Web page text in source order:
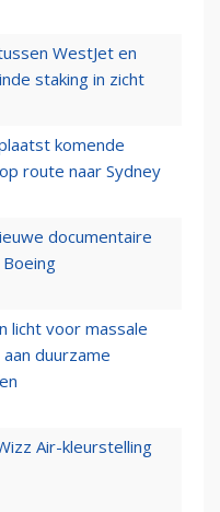
WestJet en
staking in zicht
komende
route naar Sydney
documentaire
licht voor massale
duurzame
Air-kleurstelling